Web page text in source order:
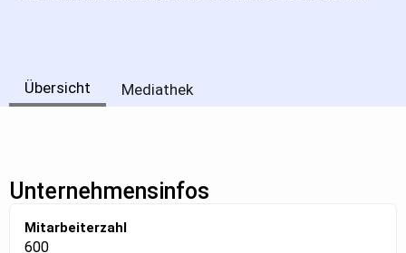
Übersicht Mediathek
Unternehmensinfos
Mitarbeiterzahl
600